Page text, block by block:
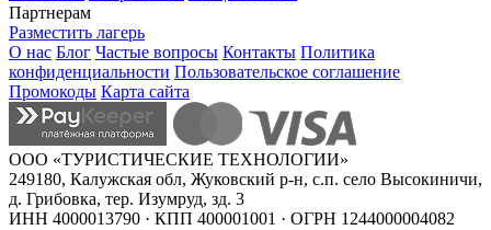
Партнерам
Разместить лагерь
О нас Блог Частые вопросы Контакты Политика
конфиденциальности Пользовательское соглашение
Промокоды Карта сайта
ООО «ТУРИСТИЧЕСКИЕ ТЕХНОЛОГИИ»
249180, Калужская обл, Жуковский р-н, с.п. село Высокиничи,
д. Грибовка, тер. Изумруд, зд. 3
ИНН 4000013790 · КПП 400001001 · ОГРН 1244000004082